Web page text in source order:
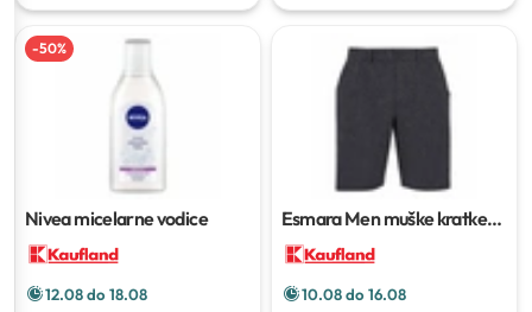
-50%
Nivea micelarne vodice
12.08 do 18.08
Esmara Men muške kratke
10.08 do 16.08